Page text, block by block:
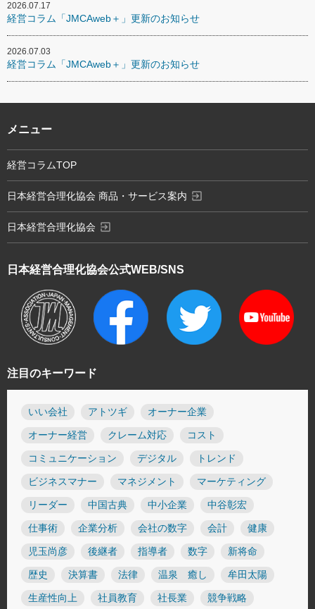
2026.07.17
経営コラム「JMCAweb＋」更新のお知らせ
2026.07.03
経営コラム「JMCAweb＋」更新のお知らせ
注目のキーワード
いい会社 アトツギ オーナー企業
オーナー経営 クレーム対応 コスト
コミュニケーション デジタル トレンド
ビジネスマナー マネジメント マーケティング
リーダー 中国古典 中小企業 中谷彰宏
仕事術 企業分析 会社の数字 会計 健康
児玉尚彦 後継者 指導者 数字 新将命
歴史 決算書 法律 温泉 癒し 牟田太陽
生産性向上 社員教育 社長業 競争戦略
日本経営合理化協会公式WEB/SNS
メニュー
経営コラムTOP
日本経営合理化協会 商品・サービス案内 exit_to_app
日本経営合理化協会 exit_to_app